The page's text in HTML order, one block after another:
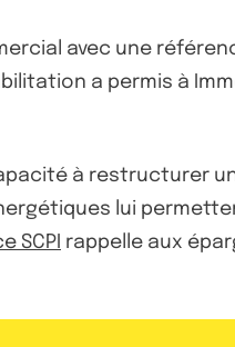
avec une
a permis à
à restructurer
lui
SCPI rappelle aux